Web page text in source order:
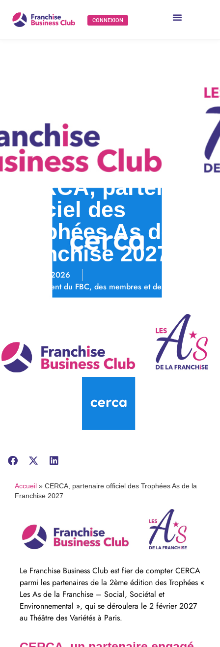
CONNEXION
CERCA, partenaire
officiel des
Trophées As de la
Franchise 2027
23/06/2026
Événement du FBC, des membres et des partenaires
Accueil » CERCA, partenaire officiel des Trophées As de la
Franchise 2027
Le Franchise Business Club est fier de compter CERCA
parmi les partenaires de la 2ème édition des Trophées «
Les As de la Franchise – Social, Sociétal et
Environnemental », qui se déroulera le 2 février 2027
au Théâtre des Variétés à Paris.